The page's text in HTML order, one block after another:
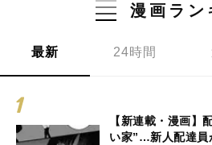
漫画ラン
最新 24時間
【新連載・漫画】
い家”…新人配達員